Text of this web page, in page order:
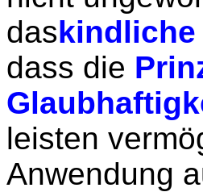
das
dass die
leisten
Anwendung